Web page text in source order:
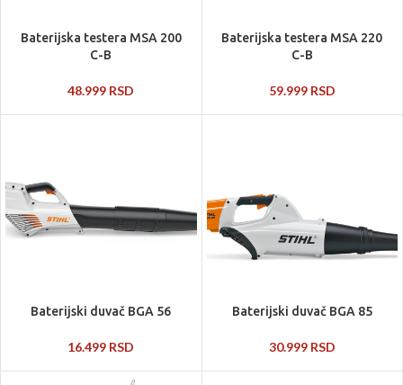
Baterijska testera MSA 200
C-B
48.999 RSD
Baterijska testera MSA 220
C-B
59.999 RSD
Baterijski duvač BGA 56
16.499 RSD
Baterijski duvač BGA 85
30.999 RSD